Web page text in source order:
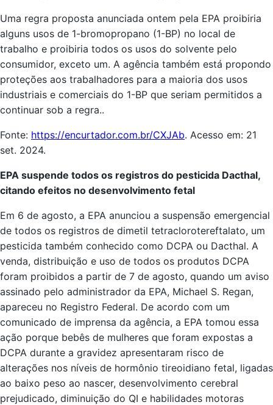
Uma regra proposta anunciada ontem pela EPA proibiria
alguns usos de 1-bromopropano (1-BP) no local de
trabalho e proibiria todos os usos do solvente pelo
consumidor, exceto um. A agência também está propondo
proteções aos trabalhadores para a maioria dos usos
industriais e comerciais do 1-BP que seriam permitidos a
continuar sob a regra..
Fonte: https://encurtador.com.br/CXJAb. Acesso em: 21
set. 2024.
EPA suspende todos os registros do pesticida Dacthal,
citando efeitos no desenvolvimento fetal
Em 6 de agosto, a EPA anunciou a suspensão emergencial
de todos os registros de dimetil tetraclorotereftalato, um
pesticida também conhecido como DCPA ou Dacthal. A
venda, distribuição e uso de todos os produtos DCPA
foram proibidos a partir de 7 de agosto, quando um aviso
assinado pelo administrador da EPA, Michael S. Regan,
apareceu no Registro Federal. De acordo com um
comunicado de imprensa da agência, a EPA tomou essa
ação porque bebês de mulheres que foram expostas a
DCPA durante a gravidez apresentaram risco de
alterações nos níveis de hormônio tireoidiano fetal, ligadas
ao baixo peso ao nascer, desenvolvimento cerebral
prejudicado, diminuição do QI e habilidades motoras